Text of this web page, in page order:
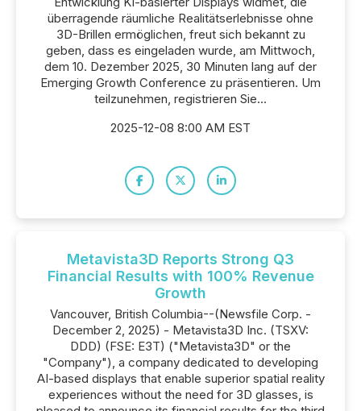
überragende räumliche Realitätserlebnisse ohne
3D-Brillen ermöglichen, freut sich bekannt zu
geben, dass es eingeladen wurde, am Mittwoch,
dem 10. Dezember 2025, 30 Minuten lang auf der
Emerging Growth Conference zu präsentieren. Um
teilzunehmen, registrieren Sie...
2025-12-08 8:00 AM EST
Metavista3D Reports Strong Q3
Financial Results with 100% Revenue
Growth
Vancouver, British Columbia--(Newsfile Corp. -
December 2, 2025) - Metavista3D Inc. (TSXV:
DDD) (FSE: E3T) ("Metavista3D" or the
"Company"), a company dedicated to developing
AI-based displays that enable superior spatial reality
experiences without the need for 3D glasses, is